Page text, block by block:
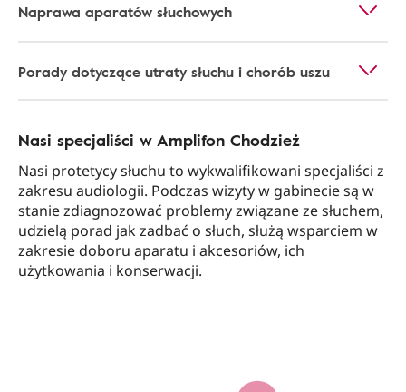
Naprawa aparatów słuchowych
Porady dotyczące utraty słuchu i chorób uszu
Nasi specjaliści w Amplifon Chodzież
Nasi protetycy słuchu to wykwalifikowani specjaliści z
zakresu audiologii. Podczas wizyty w gabinecie są w
stanie zdiagnozować problemy związane ze słuchem,
udzielą porad jak zadbać o słuch, służą wsparciem w
zakresie doboru aparatu i akcesoriów, ich
użytkowania i konserwacji.